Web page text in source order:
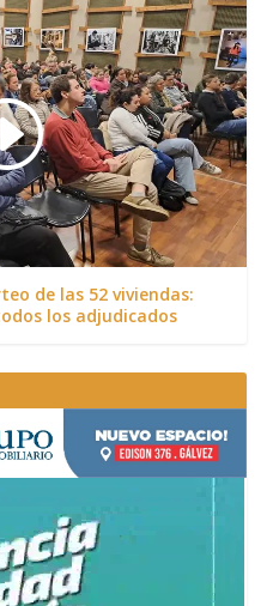
de las 52 viviendas:
los adjudicados